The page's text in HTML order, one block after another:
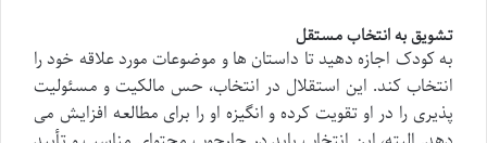
تشویق به انتخاب مستقل
به کودک اجازه دهید تا داستان ها و موضوعات مورد علاقه خود را
انتخاب کند. این استقلال در انتخاب، حس مالکیت و مسئولیت
پذیری را در او تقویت کرده و انگیزه او را برای مطالعه افزایش می